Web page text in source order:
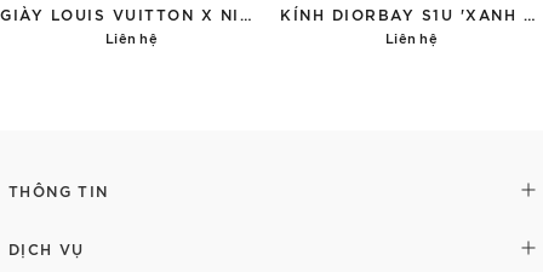
Liên hệ Liên hệ
THÔNG TIN
DỊCH VỤ